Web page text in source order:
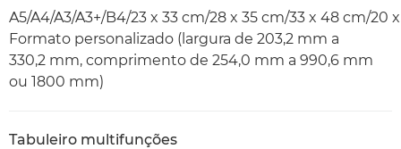
A5/A4/A3/A3+/B4/23 x 33 cm/28 x 35 cm/33 x 48 cm/20
Formato personalizado (largura de 203,2 mm a
330,2 mm, comprimento de 254,0 mm a 990,6 mm
ou 1800 mm)
Tabuleiro multifunções